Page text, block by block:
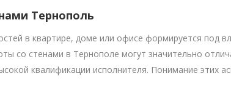
Тернополь
в квартире, доме или офисе формируется под
со стенами в Тернополе могут значительно
квалификации исполнителя. Понимание этих